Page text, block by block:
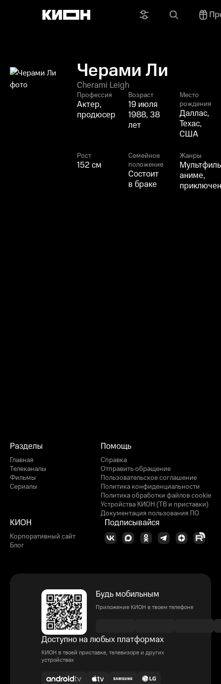
Черами Ли
Cherami Leigh
Профессия
Актер,
продюсер
Возраст
19 июля
1988, 38
лет
Место
рождения
Даллас,
Техас,
США
Рост
152 см
Семейное
положение
Состоит
в браке
Жанры
аниме,
Разделы
Главная
Телеканалы
Фильмы
Сериалы
Помощь
Справка
Отправить обращение
Пользовательское соглашение
Политика конфиденциальности
Политика обработки файлов cookie
Устройства КИОН (ТВ и приставки)
Документация пользования ПО
КИОН
Корпоративный сайт
Блог
Подписывайся
Будь мобильным
Приложение КИОН в твоем телефоне
Доступно на любых платформах
КИОН в твоей приставке, телевизоре и других
устройствах